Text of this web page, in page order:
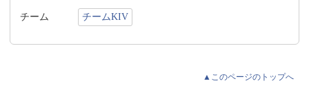
チーム チームKIV
▲このページのトップへ